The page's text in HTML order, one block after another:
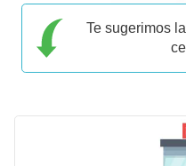
Te sugerimos